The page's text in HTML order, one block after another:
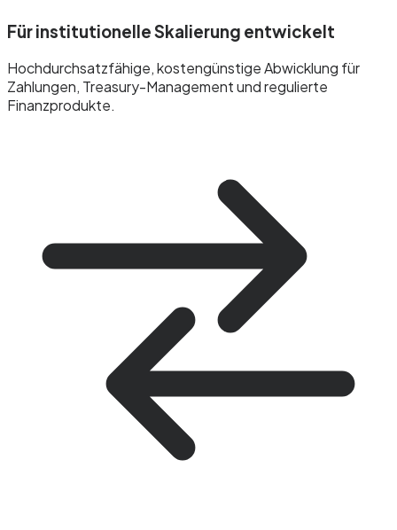
Für institutionelle Skalierung entwickelt
Hochdurchsatzfähige, kostengünstige Abwicklung für
Zahlungen, Treasury-Management und regulierte
Finanzprodukte.